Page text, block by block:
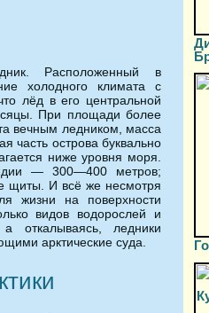
Расположенный в
холодного климата с
лёд в его центральной
При площади более
вечным ледником, масса
часть острова буквально
ниже уровня моря.
— 300—400 метров;
щиты. И всё же несмотря
жизни на поверхности
видов водорослей и
откалываясь, ледники
арктические суда.